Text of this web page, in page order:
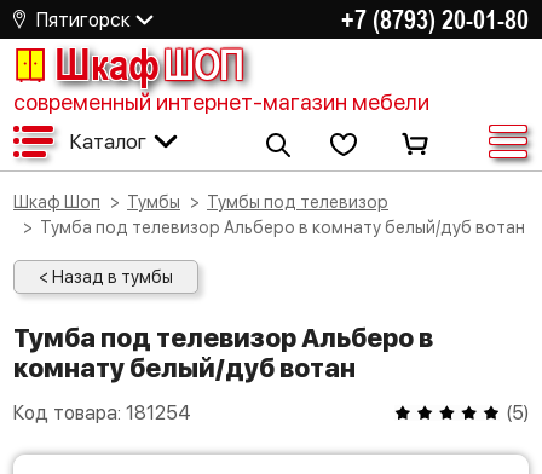
Пятигорск +7 (8793) 20-01-80
ШкафШОП
современный интернет-магазин мебели
Каталог
Шкаф Шоп Тумбы
Тумбы под телевизор
Тумба под телевизор Альберо в комнату белый/дуб вотан
< Назад в тумбы
Тумба под телевизор Альберо в
комнату белый/дуб вотан
Код товара: 181254 (5)